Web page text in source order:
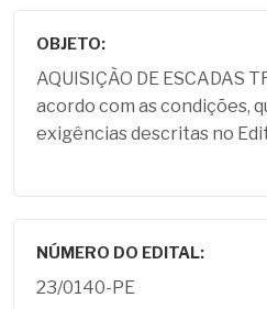
OBJETO:
AQUISIÇÃO DE ESCADAS
acordo com as condições,
exigências descritas no
NÚMERO DO EDITAL:
23/0140-PE